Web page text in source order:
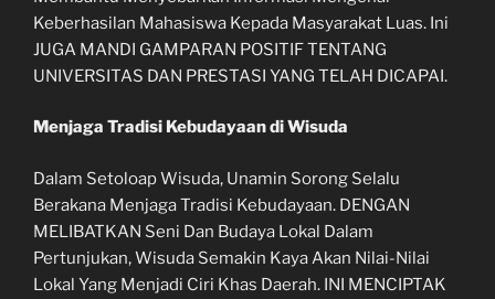
Keberhasilan Mahasiswa Kepada Masyarakat Luas. Ini
JUGA MANDI GAMPARAN POSITIF TENTANG
UNIVERSITAS DAN PRESTASI YANG TELAH DICAPAI.
Menjaga Tradisi Kebudayaan di Wisuda
Dalam Setoloap Wisuda, Unamin Sorong Selalu
Berakana Menjaga Tradisi Kebudayaan. DENGAN
MELIBATKAN Seni Dan Budaya Lokal Dalam
Pertunjukan, Wisuda Semakin Kaya Akan Nilai-Nilai
Lokal Yang Menjadi Ciri Khas Daerah. INI MENCIPTAK